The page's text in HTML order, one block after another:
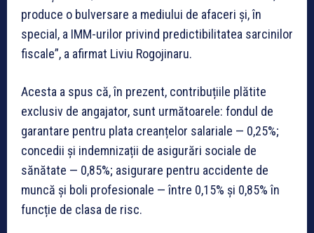
produce o bulversare a mediului de afaceri și, în
special, a IMM-urilor privind predictibilitatea sarcinilor
fiscale”, a afirmat Liviu Rogojinaru.
Acesta a spus că, în prezent, contribuțiile plătite
exclusiv de angajator, sunt următoarele: fondul de
garantare pentru plata creanțelor salariale — 0,25%;
concedii și indemnizații de asigurări sociale de
sănătate — 0,85%; asigurare pentru accidente de
muncă și boli profesionale — între 0,15% și 0,85% în
funcție de clasa de risc.